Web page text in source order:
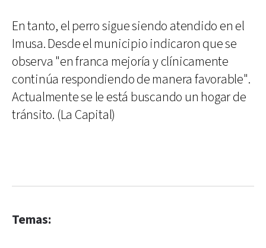
En tanto, el perro sigue siendo atendido en el
Imusa. Desde el municipio indicaron que se
observa "en franca mejoría y clínicamente
continúa respondiendo de manera favorable".
Actualmente se le está buscando un hogar de
tránsito. (La Capital)
Temas: